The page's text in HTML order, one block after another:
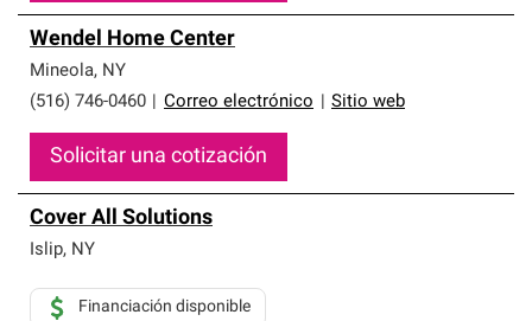
Wendel Home Center
Mineola, NY
(516) 746-0460
Correo electrónico Sitio web
Solicitar una cotización
Cover All Solutions
Islip, NY
Financiación disponible